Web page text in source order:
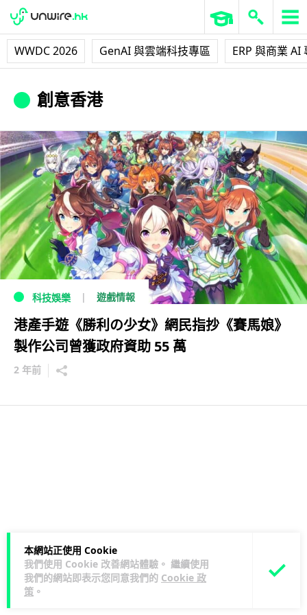
WWDC 2026 GenAI 與雲端科技專區 ERP 與商業 AI
本網站正使用 Cookie
我們使用 Cookie 改善網站體驗。 繼續使用
我們的網站即表示您同意我們的 Cookie 政
策 。
創意香港
科技娛樂 遊戲情報
港產手遊《勝利の少女》網民指抄《賽馬娘》
製作公司曾獲政府資助 55 萬
2 年前